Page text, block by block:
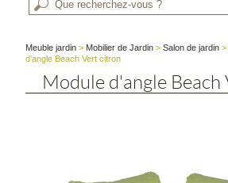
Meuble jardin > Mobilier de Jardin >Salon de jardin
d'angle Beach Vert citron
Module d'angle